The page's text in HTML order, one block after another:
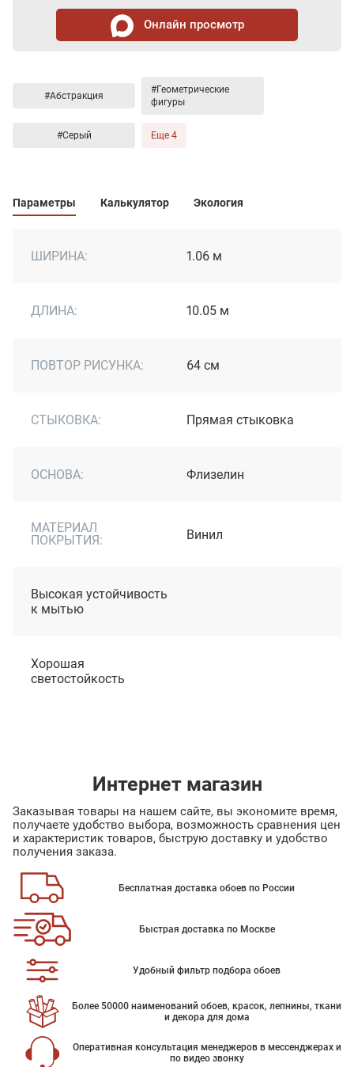
Онлайн просмотр
#Абстракция
#Геометрические
фигуры
#Серый Еще 4
Параметры Калькулятор Экология
ШИРИНА: 1.06 м
ДЛИНА: 10.05 м
ПОВТОР РИСУНКА: 64 см
СТЫКОВКА: Прямая стыковка
ОСНОВА: Флизелин
МАТЕРИАЛ
ПОКРЫТИЯ:
Винил
Высокая устойчивость
к мытью
Хорошая
светостойкость
Интернет магазин
Заказывая товары на нашем сайте, вы экономите время,
получаете удобство выбора, возможность сравнения цен
и характеристик товаров, быструю доставку и удобство
получения заказа.
Бесплатная доставка обоев по России
Быстрая доставка по Москве
Удобный фильтр подбора обоев
Более 50000 наименований обоев, красок, лепнины, ткани
и декора для дома
Оперативная консультация менеджеров в мессенджерах и
по видео звонку